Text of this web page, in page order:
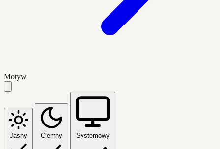
Motyw
Jasny Ciemny Systemowy